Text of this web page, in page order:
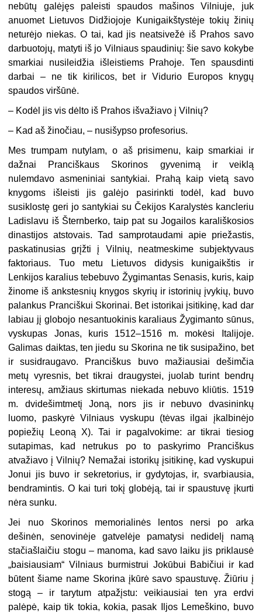
nebūtų galėjęs paleisti spaudos mašinos Vilniuje, juk
anuomet Lietuvos Didžiojoje Kunigaikštystėje tokių žinių
neturėjo niekas. O tai, kad jis neatsivežė iš Prahos savo
darbuotojų, matyti iš jo Vilniaus spaudinių: šie savo kokybe
smarkiai nusileidžia išleistiems Prahoje. Ten spausdinti
darbai – ne tik kirilicos, bet ir Vidurio Europos knygų
spaudos viršūnė.
– Kodėl jis vis dėlto iš Prahos išvažiavo į Vilnių?
– Kad aš žinočiau, – nusišypso profesorius.
Mes trumpam nutylam, o aš prisimenu, kaip smarkiai ir
dažnai Pranciškaus Skorinos gyvenimą ir veiklą
nulemdavo asmeniniai santykiai. Prahą kaip vietą savo
knygoms išleisti jis galėjo pasirinkti todėl, kad buvo
susiklostę geri jo santykiai su Čekijos Karalystės kancleriu
Ladislavu iš Šternberko, taip pat su Jogailos karališkosios
dinastijos atstovais. Tad samprotaudami apie priežastis,
paskatinusias grįžti į Vilnių, neatmeskime subjektyvaus
faktoriaus. Tuo metu Lietuvos didysis kunigaikštis ir
Lenkijos karalius tebebuvo Žygimantas Senasis, kuris, kaip
žinome iš ankstesnių knygos skyrių ir istorinių įvykių, buvo
palankus Pranciškui Skorinai. Bet istorikai įsitikinę, kad dar
labiau jį globojo nesantuokinis karaliaus Žygimanto sūnus,
vyskupas Jonas, kuris 1512–1516 m. mokėsi Italijoje.
Galimas daiktas, ten jiedu su Skorina ne tik susipažino, bet
ir susidraugavo. Pranciškus buvo mažiausiai dešimčia
metų vyresnis, bet tikrai draugystei, juolab turint bendrų
interesų, amžiaus skirtumas niekada nebuvo kliūtis. 1519
m. dvidešimtmetį Joną, nors jis ir nebuvo dvasininkų
luomo, paskyrė Vilniaus vyskupu (tėvas ilgai įkalbinėjo
popiežių Leoną X). Tai ir pagalvokime: ar tikrai tiesiog
sutapimas, kad netrukus po to paskyrimo Pranciškus
atvažiavo į Vilnių? Nemažai istorikų įsitikinę, kad vyskupui
Jonui jis buvo ir sekretorius, ir gydytojas, ir, svarbiausia,
bendramintis. O kai turi tokį globėją, tai ir spaustuvę įkurti
nėra sunku.
Jei nuo Skorinos memorialinės lentos nersi po arka
dešinėn, senovinėje gatvelėje pamatysi nedidelį namą
stačiašlaičiu stogu – manoma, kad savo laiku jis priklausė
„baisiausiam“ Vilniaus burmistrui Jokūbui Babičiui ir kad
būtent šiame name Skorina įkūrė savo spaustuvę. Žiūriu į
stogą – ir tarytum atpažįstu: veikiausiai ten yra erdvi
palėpė, kaip tik tokia, kokia, pasak Iljos Lemeškino, buvo